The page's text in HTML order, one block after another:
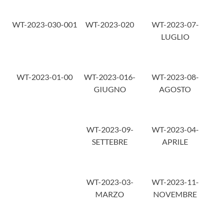
WT-2023-030-001 WT-2023-020
WT-2023-07-
LUGLIO
WT-2023-01-00
WT-2023-016-
GIUGNO
WT-2023-08-
AGOSTO
WT-2023-09-
SETTEBRE
WT-2023-04-
APRILE
WT-2023-03-
MARZO
WT-2023-11-
NOVEMBRE